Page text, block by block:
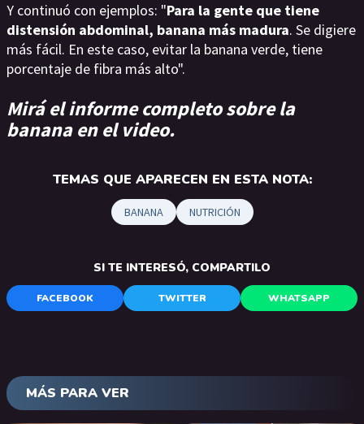
Y continuó con ejemplos: "Para la gente que tiene
distensión abdominal, banana más madura. Se digiere
más fácil. En este caso, evitar la banana verde, tiene
porcentaje de fibra más alto".
Mirá el informe completo sobre la
banana en el video.
TEMAS QUE APARECEN EN ESTA NOTA:
BANANA NUTRICIÓN
SI TE INTERESÓ, COMPARTILO
FACEBOOK TWITTER WHATSAPP
MÁS PARA VER